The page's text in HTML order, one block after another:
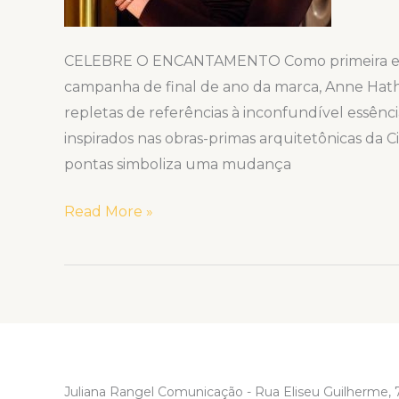
CELEBRE O ENCANTAMENTO Como
campanha de final de ano da marca, Anne
repletas de referências à inconfundível
inspirados nas obras-primas arquitetônicas da
pontas simboliza uma mudança
Read More »
Juliana Rangel Comunicação - Rua Eliseu Guilherme,